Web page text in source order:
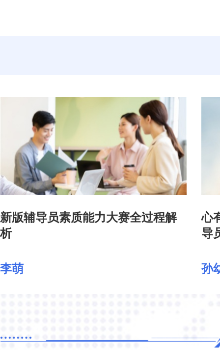
新版辅导员素质能力大赛全过程解
析
李萌
心
导
孙